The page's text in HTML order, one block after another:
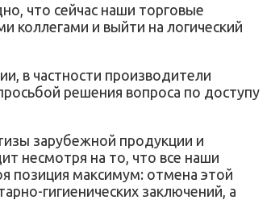
что сейчас наши торговые
коллегами и выйти на логический
в частности производители
решения вопроса по доступу
зарубежной продукции и
несмотря на то, что все наши
позиция максимум: отмена этой
гигиенических заключений, а